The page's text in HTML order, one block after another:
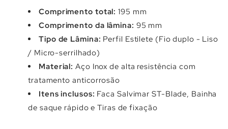
Comprimento total: 195 mm
Comprimento da lâmina: 95 mm
Tipo de Lâmina: Perfil Estilete (Fio duplo - Liso
/ Micro-serrilhado)
Material: Aço Inox de alta resistência com
tratamento anticorrosão
Itens inclusos: Faca Salvimar ST-Blade, Bainha
de saque rápido e Tiras de fixação